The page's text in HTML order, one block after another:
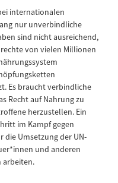
internationalen
nur unverbindliche
sind nicht ausreichend,
von vielen Millionen
Es braucht verbindliche
Recht auf Nahrung zu
herzustellen. Ein
im Kampf gegen
die Umsetzung der UN-
und anderen
arbeiten.